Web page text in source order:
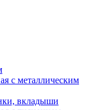
с металлическим
вкладыши